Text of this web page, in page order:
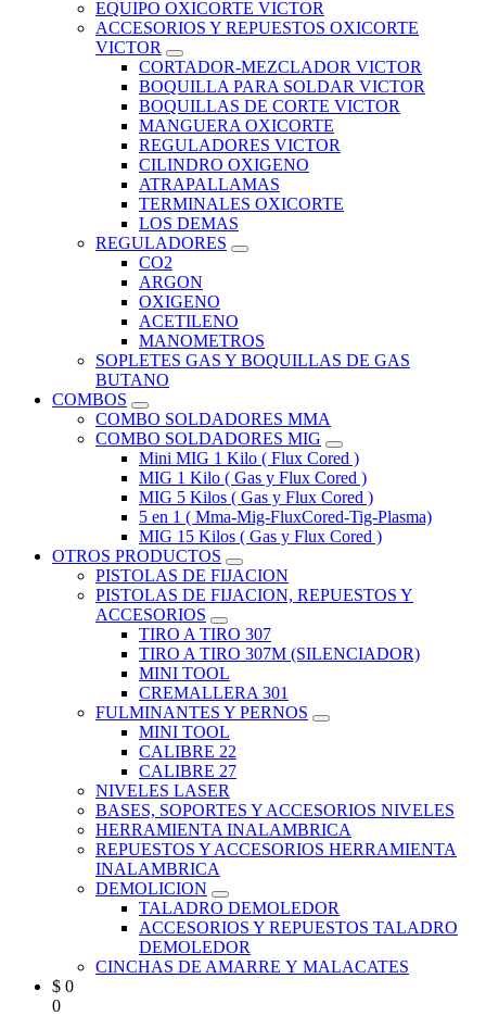
EQUIPO OXICORTE VICTOR
ACCESORIOS Y REPUESTOS OXICORTE
VICTOR
CORTADOR-MEZCLADOR VICTOR
BOQUILLA PARA SOLDAR VICTOR
BOQUILLAS DE CORTE VICTOR
MANGUERA OXICORTE
REGULADORES VICTOR
CILINDRO OXIGENO
ATRAPALLAMAS
TERMINALES OXICORTE
LOS DEMAS
REGULADORES
CO2
ARGON
OXIGENO
ACETILENO
MANOMETROS
SOPLETES GAS Y BOQUILLAS DE GAS
BUTANO
COMBOS
COMBO SOLDADORES MMA
COMBO SOLDADORES MIG
Mini MIG 1 Kilo ( Flux Cored )
MIG 1 Kilo ( Gas y Flux Cored )
MIG 5 Kilos ( Gas y Flux Cored )
5 en 1 ( Mma-Mig-FluxCored-Tig-Plasma)
MIG 15 Kilos ( Gas y Flux Cored )
OTROS PRODUCTOS
PISTOLAS DE FIJACION
PISTOLAS DE FIJACION, REPUESTOS Y
ACCESORIOS
TIRO A TIRO 307
TIRO A TIRO 307M (SILENCIADOR)
MINI TOOL
CREMALLERA 301
FULMINANTES Y PERNOS
MINI TOOL
CALIBRE 22
CALIBRE 27
NIVELES LASER
BASES, SOPORTES Y ACCESORIOS NIVELES
HERRAMIENTA INALAMBRICA
REPUESTOS Y ACCESORIOS HERRAMIENTA
INALAMBRICA
DEMOLICION
TALADRO DEMOLEDOR
ACCESORIOS Y REPUESTOS TALADRO
DEMOLEDOR
CINCHAS DE AMARRE Y MALACATES
$ 0
0